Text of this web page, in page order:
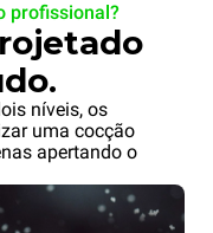
profissional?
níveis, os
uma cocção
apertando o